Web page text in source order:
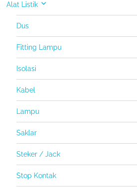
Alat Listik
Dus
Fitting Lampu
Isolasi
Kabel
Lampu
Saklar
Steker / Jack
Stop Kontak